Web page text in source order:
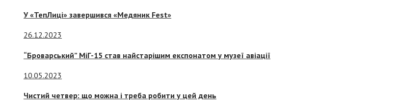
У «ТепЛиці» завершився «Медяник Fest»
26.12.2023
“Броварський” МіГ-15 став найстарішим експонатом у музеї авіації
10.05.2023
Чистий четвер: що можна і треба робити у цей день